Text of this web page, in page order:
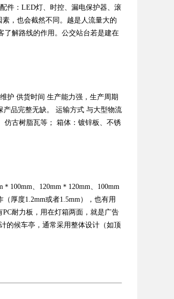
件：LED灯、时控、漏电保护器、滚
，也会截然不同。越是人流量大的
了解路线的作用。公交站台若是建在
护 供货时间 生产能力强，生产周期
品完整无缺。 运输方式 与大型物流
仿古树脂瓦等； 箱体：镀锌板、不锈
100mm、120mm＊120mm、100mm
厚度1.2mm或者1.5mm），也有用
耐力板，用在灯箱两面，就是广告
的候车亭，通常采用整体设计（如顶